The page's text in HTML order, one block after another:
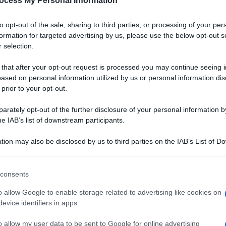
opt-out of the sale, sharing to third parties, or processing of your
for targeted advertising by us, please use the below opt-out
selection.
after your opt-out request is processed you may continue seeing
on personal information utilized by us or personal information
to your opt-out.
opt-out of the further disclosure of your personal information
IAB’s list of downstream participants.
may also be disclosed by us to third parties on the IAB’s List of
to Google and its third-party tags to use your data for below
consent section.
allow Google to enable storage related to advertising like cookies on
identifiers in apps.
allow my user data to be sent to Google for online advertising
mix tra fregola,